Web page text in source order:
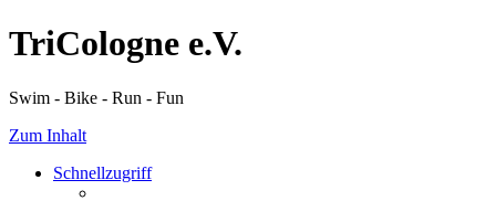
TriCologne e.V.
Swim - Bike - Run - Fun
Zum Inhalt
Schnellzugriff